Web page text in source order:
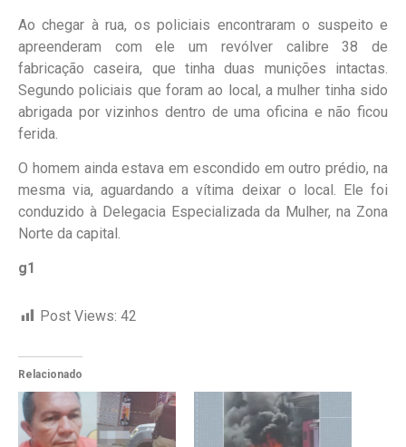
Ao chegar à rua, os policiais encontraram o suspeito e
apreenderam com ele um revólver calibre 38 de
fabricação caseira, que tinha duas munições intactas.
Segundo policiais que foram ao local, a mulher tinha sido
abrigada por vizinhos dentro de uma oficina e não ficou
ferida.
O homem ainda estava em escondido em outro prédio, na
mesma via, aguardando a vítima deixar o local. Ele foi
conduzido à Delegacia Especializada da Mulher, na Zona
Norte da capital.
g1
Post Views: 42
Relacionado